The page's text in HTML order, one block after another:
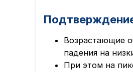
Возрастающие
падения на
При этом на